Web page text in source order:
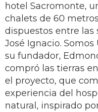
hotel Sacromonte,
chalets de 60
dispuestos entre las
José Ignacio.
su fundador,
compró las tierras
el proyecto, que
experiencia del
natural, inspirado